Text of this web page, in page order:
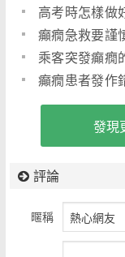
高考時怎樣做
癲癇急救要謹
乘客突發癲癇
癲癇患者發作
發現
評論
暱稱